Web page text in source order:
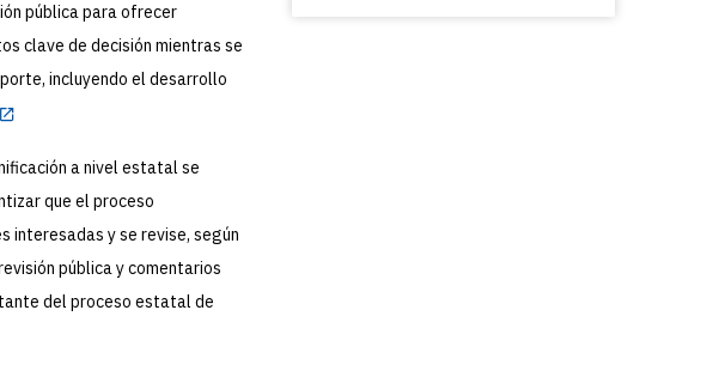
pública para ofrecer
clave de decisión mientras se
incluyendo el desarrollo
a nivel estatal se
que el proceso
interesadas y se revise, según
pública y comentarios
del proceso estatal de